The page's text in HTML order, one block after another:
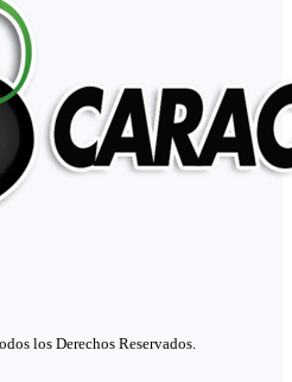
los Derechos Reservados.